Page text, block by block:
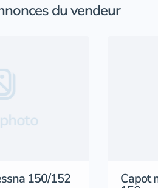
du vendeur
150/152 Capot